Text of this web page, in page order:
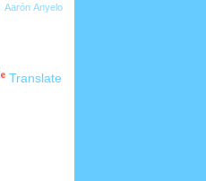
Aarón Anyelo
Translate